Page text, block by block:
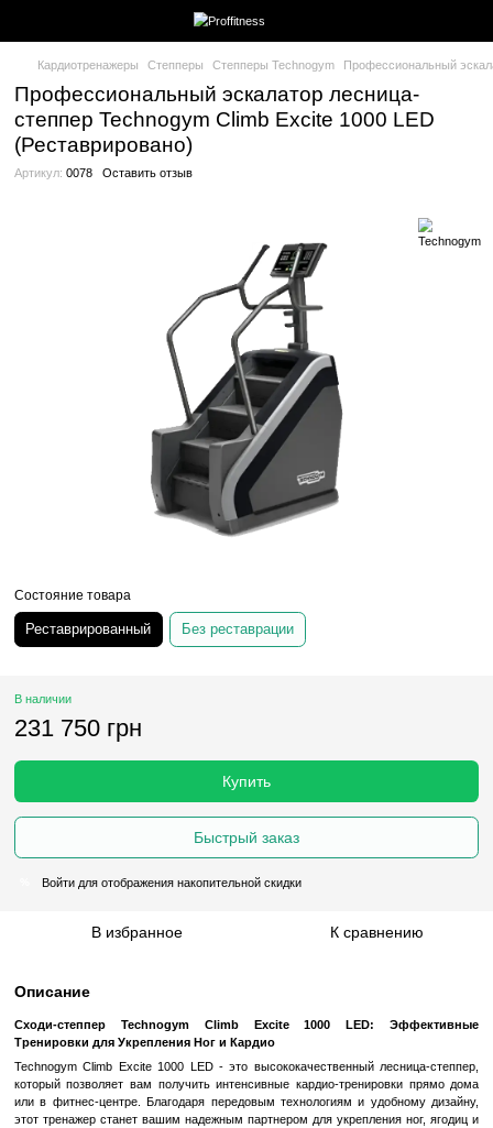
Профессиональный эскалатор
степпер Technogym Climb Excite 1000
(Реставрировано)
Состояние товара
Без реставрации
Быстрый заказ
% Войтидля отображения накопительной скидки